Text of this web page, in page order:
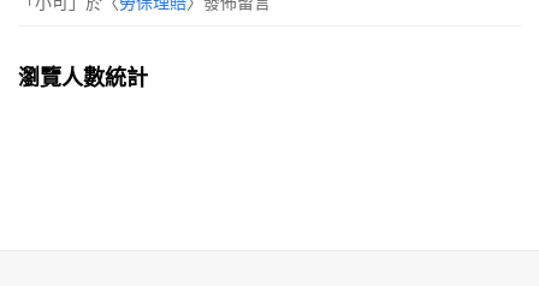
瀏覽人數統計